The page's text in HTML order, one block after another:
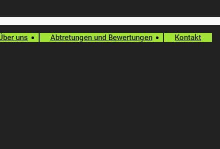
uns Abtretungen und Bewertungen Kontakt